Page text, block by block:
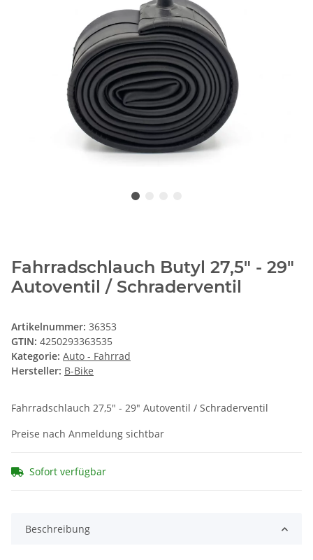
Fahrradschlauch Butyl 27,5" - 29"
Autoventil / Schraderventil
Artikelnummer: 36353
GTIN: 4250293363535
Kategorie: Auto - Fahrrad
Hersteller: B-Bike
Fahrradschlauch 27,5" - 29" Autoventil / Schraderventil
Preise nach Anmeldung sichtbar
Sofort verfügbar
Beschreibung